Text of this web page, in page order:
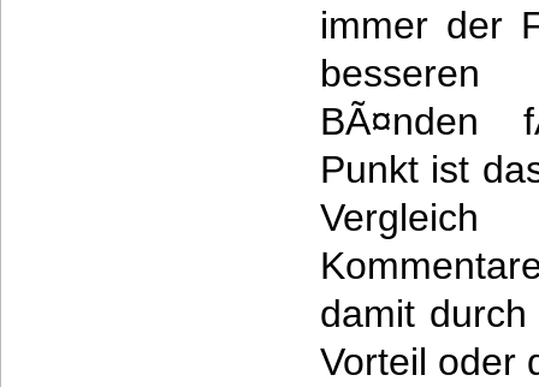
immer der
BÃ¤nden
Punkt ist
damit
Vorteil oder